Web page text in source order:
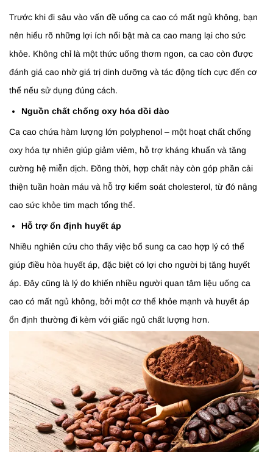
Trước khi đi sâu vào vấn đề uống ca cao có mất ngủ không, bạn
nên hiểu rõ những lợi ích nổi bật mà ca cao mang lại cho sức
khỏe. Không chỉ là một thức uống thơm ngon, ca cao còn được
đánh giá cao nhờ giá trị dinh dưỡng và tác động tích cực đến cơ
thể nếu sử dụng đúng cách.
Nguồn chất chống oxy hóa dồi dào
Ca cao chứa hàm lượng lớn polyphenol – một hoạt chất chống
oxy hóa tự nhiên giúp giảm viêm, hỗ trợ kháng khuẩn và tăng
cường hệ miễn dịch. Đồng thời, hợp chất này còn góp phần cải
thiện tuần hoàn máu và hỗ trợ kiểm soát cholesterol, từ đó nâng
cao sức khỏe tim mạch tổng thể.
Hỗ trợ ổn định huyết áp
Nhiều nghiên cứu cho thấy việc bổ sung ca cao hợp lý có thể
giúp điều hòa huyết áp, đặc biệt có lợi cho người bị tăng huyết
áp. Đây cũng là lý do khiến nhiều người quan tâm liệu uống ca
cao có mất ngủ không, bởi một cơ thể khỏe mạnh và huyết áp
ổn định thường đi kèm với giấc ngủ chất lượng hơn.